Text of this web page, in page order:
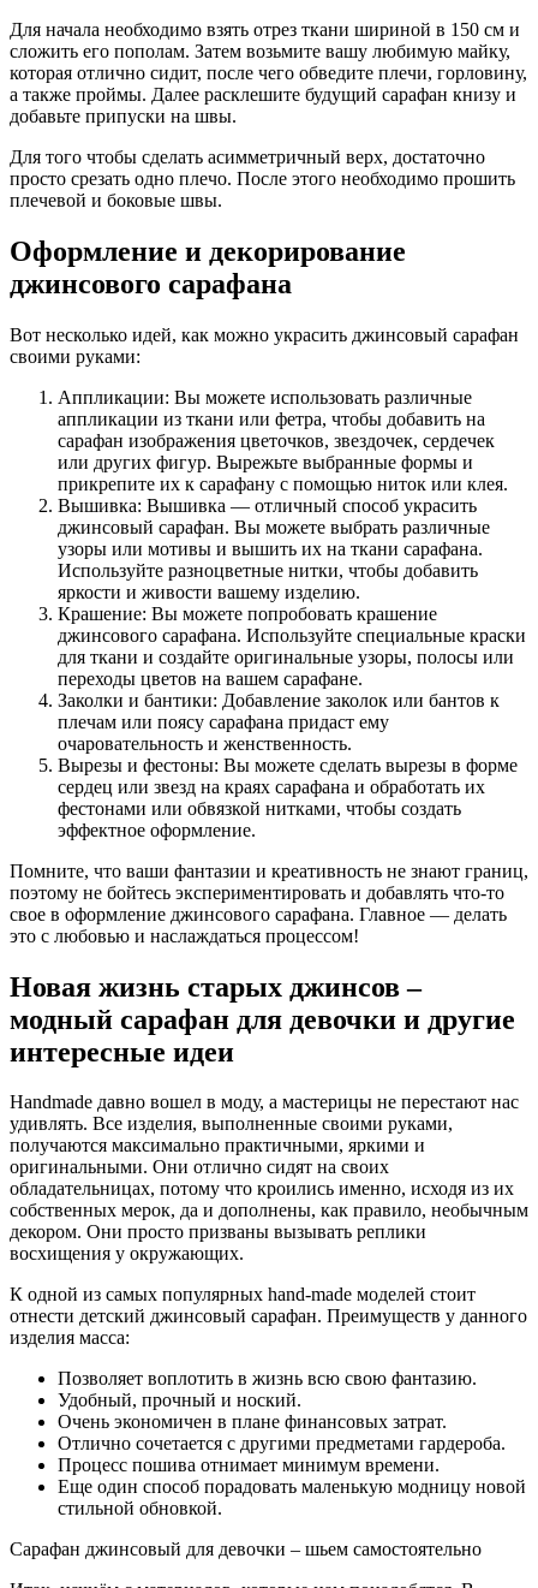
Для начала необходимо взять отрез ткани шириной в 150 см и
сложить его пополам. Затем возьмите вашу любимую майку,
которая отлично сидит, после чего обведите плечи, горловину,
а также проймы. Далее расклешите будущий сарафан книзу и
добавьте припуски на швы.
Для того чтобы сделать асимметричный верх, достаточно
просто срезать одно плечо. После этого необходимо прошить
плечевой и боковые швы.
Оформление и декорирование
джинсового сарафана
Вот несколько идей, как можно украсить джинсовый сарафан
своими руками:
Аппликации: Вы можете использовать различные
аппликации из ткани или фетра, чтобы добавить на
сарафан изображения цветочков, звездочек, сердечек
или других фигур. Вырежьте выбранные формы и
прикрепите их к сарафану с помощью ниток или клея.
Вышивка: Вышивка — отличный способ украсить
джинсовый сарафан. Вы можете выбрать различные
узоры или мотивы и вышить их на ткани сарафана.
Используйте разноцветные нитки, чтобы добавить
яркости и живости вашему изделию.
Крашение: Вы можете попробовать крашение
джинсового сарафана. Используйте специальные краски
для ткани и создайте оригинальные узоры, полосы или
переходы цветов на вашем сарафане.
Заколки и бантики: Добавление заколок или бантов к
плечам или поясу сарафана придаст ему
очаровательность и женственность.
Вырезы и фестоны: Вы можете сделать вырезы в форме
сердец или звезд на краях сарафана и обработать их
фестонами или обвязкой нитками, чтобы создать
эффектное оформление.
Помните, что ваши фантазии и креативность не знают границ,
поэтому не бойтесь экспериментировать и добавлять что-то
свое в оформление джинсового сарафана. Главное — делать
это с любовью и наслаждаться процессом!
Новая жизнь старых джинсов –
модный сарафан для девочки и другие
интересные идеи
Handmade давно вошел в моду, а мастерицы не перестают нас
удивлять. Все изделия, выполненные своими руками,
получаются максимально практичными, яркими и
оригинальными. Они отлично сидят на своих
обладательницах, потому что кроились именно, исходя из их
собственных мерок, да и дополнены, как правило, необычным
декором. Они просто призваны вызывать реплики
восхищения у окружающих.
К одной из самых популярных hand-made моделей стоит
отнести детский джинсовый сарафан. Преимуществ у данного
изделия масса:
Позволяет воплотить в жизнь всю свою фантазию.
Удобный, прочный и ноский.
Очень экономичен в плане финансовых затрат.
Отлично сочетается с другими предметами гардероба.
Процесс пошива отнимает минимум времени.
Еще один способ порадовать маленькую модницу новой
стильной обновкой.
Сарафан джинсовый для девочки – шьем самостоятельно